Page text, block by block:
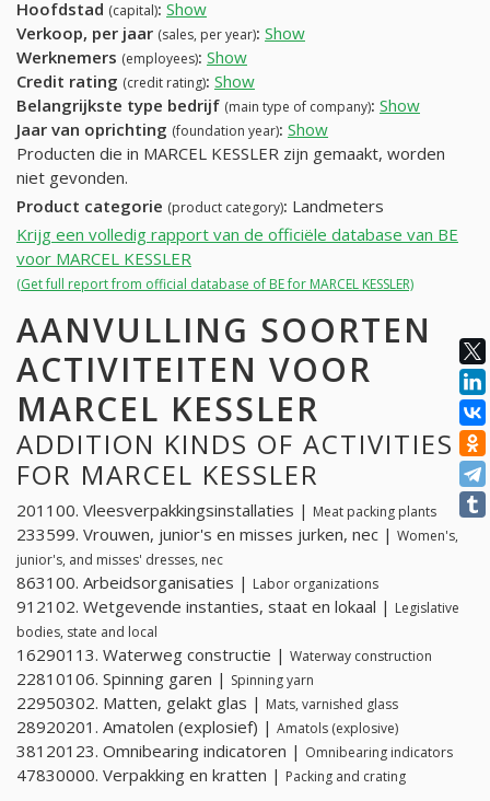
Hoofdstad (capital): Show
Verkoop, per jaar (sales, per year): Show
Werknemers (employees): Show
Credit rating (credit rating): Show
Belangrijkste type bedrijf (main type of company): Show
Jaar van oprichting (foundation year): Show
Producten die in MARCEL KESSLER zijn gemaakt, worden
niet gevonden.
Product categorie (product category): Landmeters
Krijg een volledig rapport van de officiële database van BE
voor MARCEL KESSLER
(Get full report from official database of BE for MARCEL KESSLER)
AANVULLING SOORTEN
ACTIVITEITEN VOOR
MARCEL KESSLER
ADDITION KINDS OF ACTIVITIES
FOR MARCEL KESSLER
201100. Vleesverpakkingsinstallaties | Meat packing plants
233599. Vrouwen, junior's en misses jurken, nec | Women's,
junior's, and misses' dresses, nec
863100. Arbeidsorganisaties | Labor organizations
912102. Wetgevende instanties, staat en lokaal | Legislative
bodies, state and local
16290113. Waterweg constructie | Waterway construction
22810106. Spinning garen | Spinning yarn
22950302. Matten, gelakt glas | Mats, varnished glass
28920201. Amatolen (explosief) | Amatols (explosive)
38120123. Omnibearing indicatoren | Omnibearing indicators
47830000. Verpakking en kratten | Packing and crating